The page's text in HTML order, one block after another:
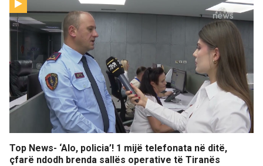
Top News- ‘Alo, policia’! 1 mijë telefonata në ditë,
çfarë ndodh brenda sallës operative të Tiranës